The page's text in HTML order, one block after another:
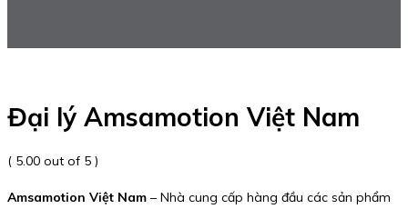
Đại lý Amsamotion Việt Nam
( 5.00 out of 5 )
Amsamotion Việt Nam – Nhà cung cấp hàng đầu các sản phẩm